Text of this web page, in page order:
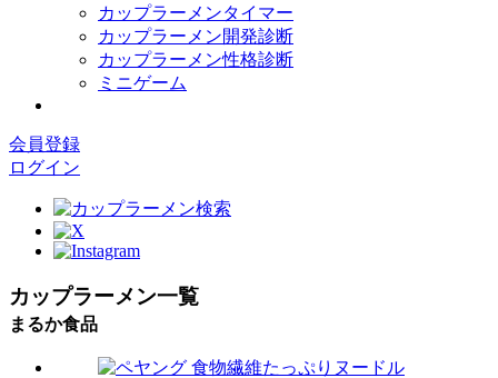
カップラーメンタイマー
カップラーメン開発診断
カップラーメン性格診断
ミニゲーム
会員登録
ログイン
カップラーメン一覧
まるか食品